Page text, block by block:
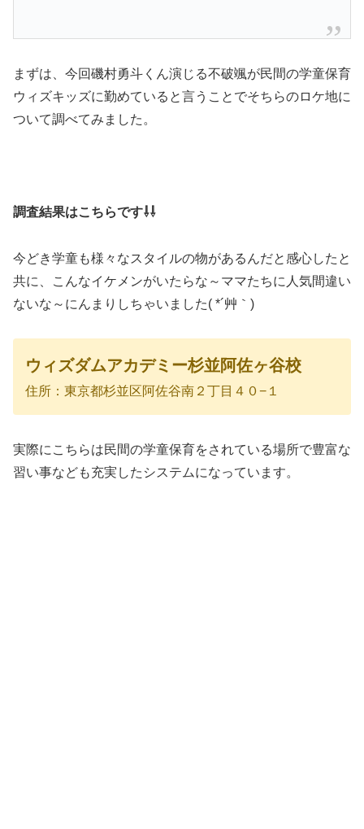
まずは、今回磯村勇斗くん演じる不破颯が民間の学童保育
ウィズキッズに勤めていると言うことでそちらのロケ地に
ついて調べてみました。
調査結果はこちらです⇩⇩
今どき学童も様々なスタイルの物があるんだと感心したと
共に、こんなイケメンがいたらな～ママたちに人気間違い
ないな～にんまりしちゃいました( *´艸｀)
ウィズダムアカデミー杉並阿佐ヶ谷校
住所：東京都杉並区阿佐谷南２丁目４０−１
実際にこちらは民間の学童保育をされている場所で豊富な
習い事なども充実したシステムになっています。